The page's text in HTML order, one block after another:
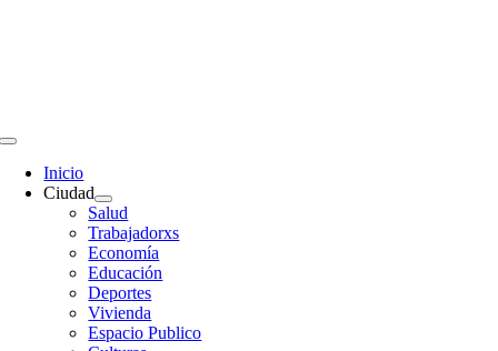
Toggle
Navigation
Inicio
Ciudad
Salud
Trabajadorxs
Economía
Educación
Deportes
Vivienda
Espacio Publico